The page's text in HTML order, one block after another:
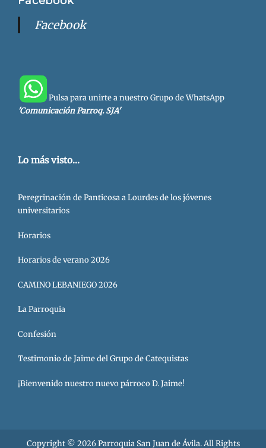
Facebook
Pulsa para unirte a nuestro Grupo de WhatsApp
'Comunicación Parroq. SJA'
Lo más visto...
Peregrinación de Panticosa a Lourdes de los jóvenes
universitarios
Horarios
Horarios de verano 2026
CAMINO LEBANIEGO 2026
La Parroquia
Confesión
Testimonio de Jaime del Grupo de Catequistas
¡Bienvenido nuestro nuevo párroco D. Jaime!
Copyright © 2026Parroquia San Juan de Ávila. All Rights